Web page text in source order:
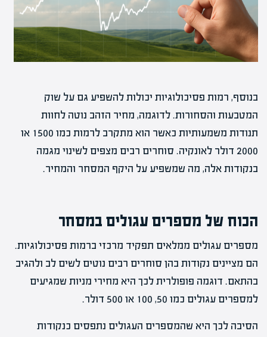
בנוסף, רמות פסיכולוגיות יכולות להשפיע גם על שוק
המטבעות והסחורות. לדוגמה, מחיר הזהב נוטה לחוות
תנודות משמעותיות כאשר הוא מתקרב לרמות כמו 1500 או
2000 דולר לאונקיה. סוחרים רבים מצפים לשינוי מגמה
בנקודות אלה, מה שמשפיע על היקף המסחר והמחיר.
הכוח של מספרים עגולים במסחר
מספרים עגולים ממלאים תפקיד מרכזי ברמות פסיכולוגיות.
הם מציינים נקודות בהן סוחרים רבים נוטים לשים לב ולהגיב
בהתאם. דוגמה פופולרית לכך היא מחירי מניות שמגיעים
למספרים עגולים כמו 50, 100 או 500 דולר.
הסיבה לכך היא שהמספרים העגולים נתפסים כנקודות